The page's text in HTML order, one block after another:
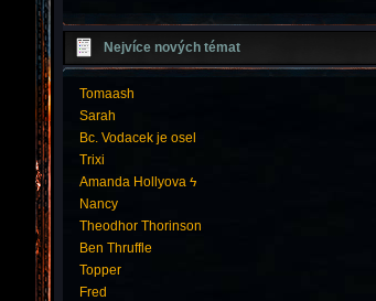
Nejvíce nových témat
Tomaash
Sarah
Bc. Vodacek je osel
Trixi
Amanda Hollyova ϟ
Nancy
Theodhor Thorinson
Ben Thruffle
Topper
Fred